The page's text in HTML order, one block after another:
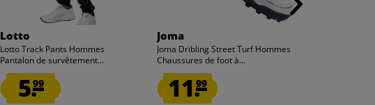
Lotto
Lotto Track Pants Hommes
Pantalon de survêtement...
5.99
Joma
Joma Dribling Street Turf Hommes
Chaussures de foot à...
11.99